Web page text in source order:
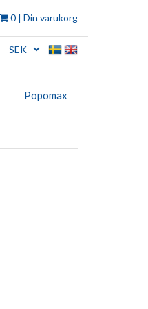
0 | Din varukorg
Popomax